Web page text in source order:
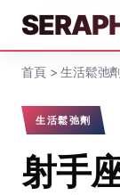
首頁>生活鬆弛
生活鬆弛劑
射手